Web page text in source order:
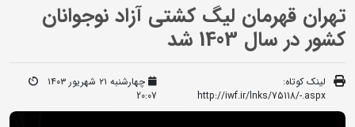
تهران قهرمان لیگ کشتی آزاد نوجوانان
کشور در سال 1403 شد
لینک کوتاه:
http://iwf.ir/lnks/75118/-.aspx
چهارشنبه ۲۱ شهریور ۱۴۰۳
20:07